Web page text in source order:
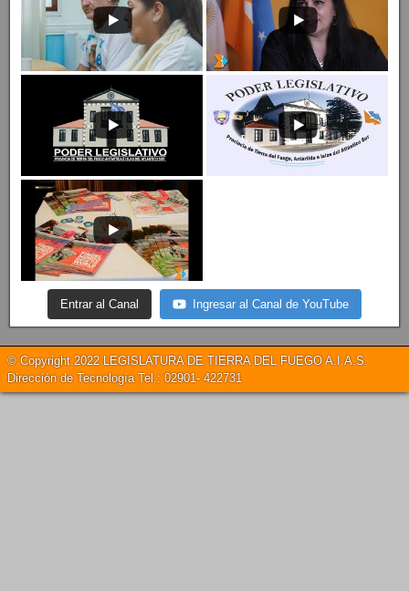
Entrar al Canal Ingresar al Canal de YouTube
© Copyright 2022 LEGISLATURA DE TIERRA DEL FUEGO A.I.A.S.
Dirección de Tecnología Tel.: 02901- 422731